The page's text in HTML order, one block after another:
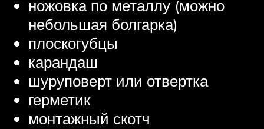
ножовка по металлу (можно
небольшая болгарка)
плоскогубцы
карандаш
шуруповерт или отвертка
герметик
монтажный скотч